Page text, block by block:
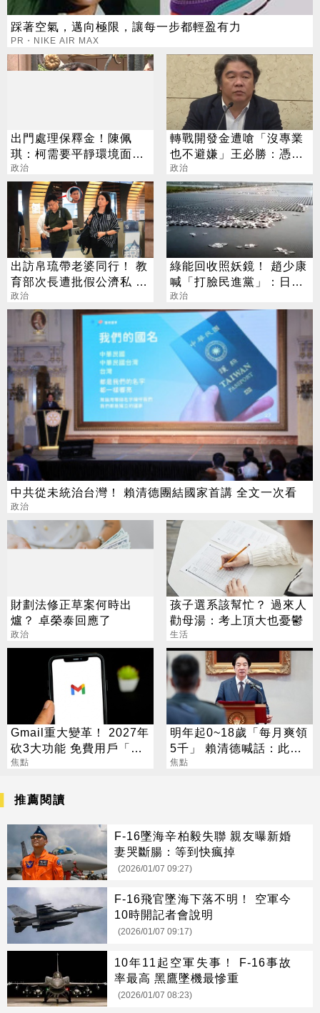
踩著空氣，邁向極限，讓每一步都輕盈有力
PR・NIKE AIR MAX
出門處理保釋金！陳佩
琪：柯需要平靜環境面對
官司
政治
轉戰開發金遭嗆「沒專業
也不避嫌」王必勝：憑己
力也不行？
政治
出訪帛琉帶老婆同行！ 教
育部次長遭批假公濟私 張
廖萬回應了
政治
綠能回收照妖鏡！ 趙少康
喊「打臉民進黨」：日本
每年50萬噸沒人買單
政治
中共從未統治台灣！ 賴清德團結國家首講 全文一次看
政治
財劃法修正草案何時出
爐？ 卓榮泰回應了
政治
孩子選系該幫忙？ 過來人
勸母湯：考上頂大也憂鬱
生活
Gmail重大變革！ 2027年
砍3大功能 免費用戶「這
好康」不能用了
焦點
明年起0~18歲「每月爽領
5千」 賴清德喊話：此時
不生待何時
焦點
推薦閱讀
F-16墜海辛柏毅失聯 親友曝新婚
妻哭斷腸：等到快瘋掉
(2026/01/07 09:27)
F-16飛官墜海下落不明！ 空軍今
10時開記者會說明
(2026/01/07 09:17)
10年11起空軍失事！ F-16事故
率最高 黑鷹墜機最慘重
(2026/01/07 08:23)